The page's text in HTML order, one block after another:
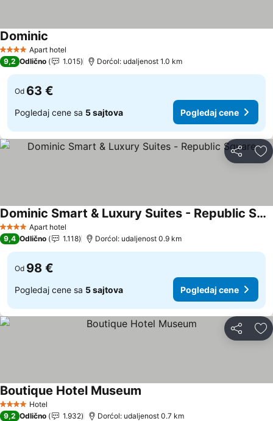
4 ZvezdiceApart hotel
Dominic
9,2 Odlično 1.015 Dorćol: udaljenost 1.0 km
Od 63 €
Pogledaj cene sa 5 sajtova Pogledaj cene
Deli
4 ZvezdiceApart hotel
Dominic Smart & Luxury Suites - Republic Square
Pogledaj cene
9,4 Odlično 1.118 Dorćol: udaljenost 0.9 km
Od 98 €
Pogledaj cene sa 5 sajtova Pogledaj cene
Deli
4 ZvezdiceHotel
Boutique Hotel Museum
9,2 Odlično 1.932 Dorćol: udaljenost 0.7 km